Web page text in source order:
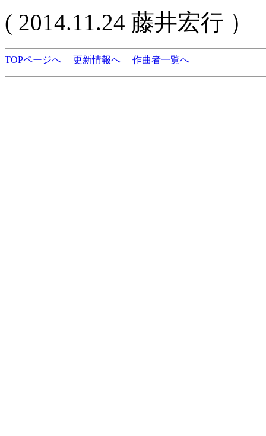
( 2014.11.24 藤井宏行 ）
TOPページへ 更新情報へ 作曲者一覧へ